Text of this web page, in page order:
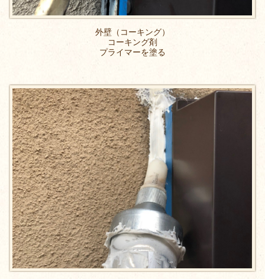
外壁（コーキング）
コーキング剤
プライマーを塗る